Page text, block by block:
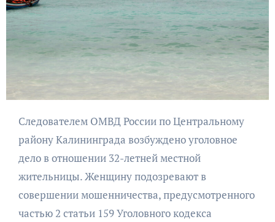
Следователем ОМВД России по Центральному
району Калининграда возбуждено уголовное
дело в отношении 32-летней местной
жительницы. Женщину подозревают в
совершении мошенничества, предусмотренного
частью 2 статьи 159 Уголовного кодекса